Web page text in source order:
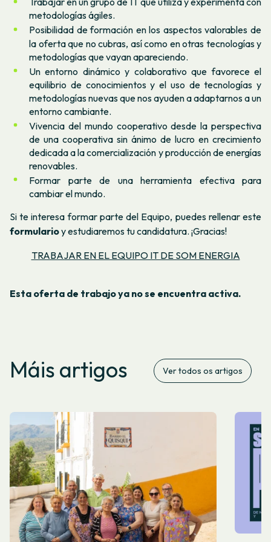
metodologías ágiles.
Posibilidad de formación en los aspectos valorables de
la oferta que no cubras, así como en otras tecnologías y
metodologías que vayan apareciendo.
Un entorno dinámico y colaborativo que favorece el
equilibrio de conocimientos y el uso de tecnologías y
metodologías nuevas que nos ayuden a adaptarnos a un
entorno cambiante.
Vivencia del mundo cooperativo desde la perspectiva
de una cooperativa sin ánimo de lucro en crecimiento
dedicada a la comercialización y producción de energías
renovables.
Formar parte de una herramienta efectiva para
cambiar el mundo.
Si te interesa formar parte del Equipo, puedes rellenar este
formularioy estudiaremos tu candidatura. ¡Gracias!
TRABAJAR EN EL EQUIPO IT DE SOM ENERGIA
Esta oferta de trabajo ya no se encuentra activa.
Máis artigos Ver todos os artigos